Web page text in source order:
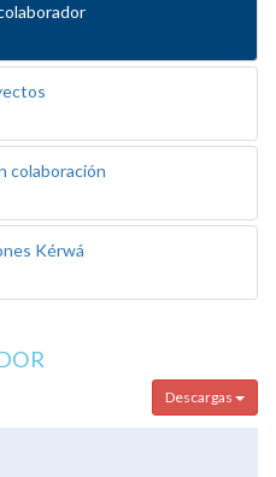
colaboración
Kérwá
Descargas